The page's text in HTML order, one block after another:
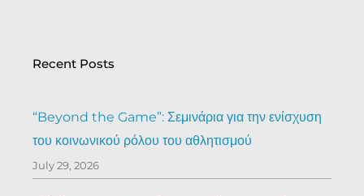
Recent Posts
“Beyond the Game”: Σεμινάρια για την ενίσχυση
του κοινωνικού ρόλου του αθλητισμού
July 29, 2026